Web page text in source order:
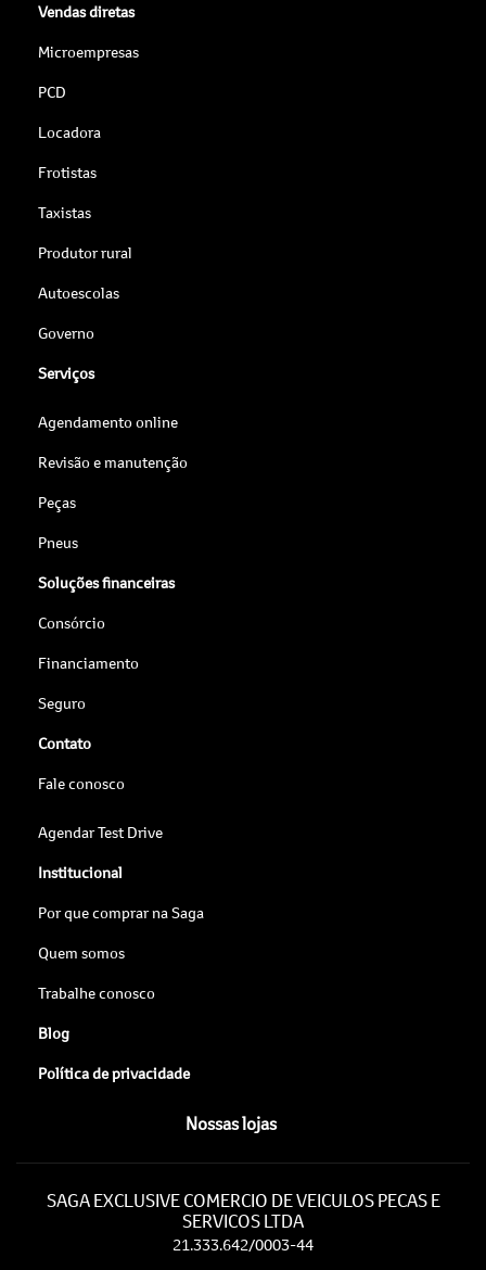
Vendas diretas
Microempresas
PCD
Locadora
Frotistas
Taxistas
Produtor rural
Autoescolas
Governo
Serviços
Agendamento online
Revisão e manutenção
Peças
Pneus
Soluções financeiras
Consórcio
Financiamento
Seguro
Contato
Fale conosco
Agendar Test Drive
Institucional
Por que comprar na Saga
Quem somos
Trabalhe conosco
Blog
Política de privacidade
Nossas lojas
SAGA EXCLUSIVE COMERCIO DE VEICULOS PECAS E
SERVICOS LTDA
21.333.642/0003-44